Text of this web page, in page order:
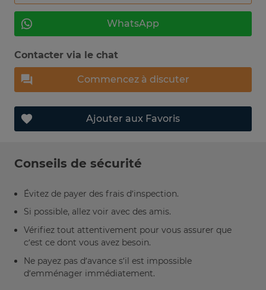
WhatsApp
Contacter via le chat
Commencez à discuter
Ajouter aux Favoris
Conseils de sécurité
Évitez de payer des frais d’inspection.
Si possible, allez voir avec des amis.
Vérifiez tout attentivement pour vous assurer que
c’est ce dont vous avez besoin.
Ne payez pas d’avance s’il est impossible
d’emménager immédiatement.